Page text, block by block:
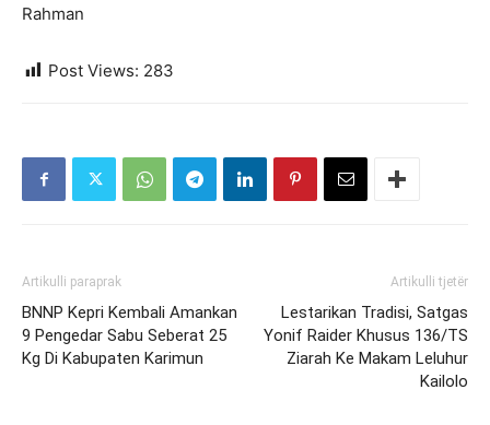
Rahman
Post Views: 283
Artikulli paraprak
BNNP Kepri Kembali Amankan
9 Pengedar Sabu Seberat 25
Kg Di Kabupaten Karimun
Artikulli tjetër
Lestarikan Tradisi, Satgas
Yonif Raider Khusus 136/TS
Ziarah Ke Makam Leluhur
Kailolo